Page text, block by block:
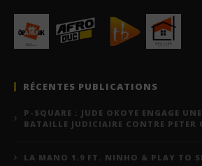
RÉCENTES PUBLICATIONS
P-SQUARE : JUDE OKOYE ENGAGE
BATAILLE JUDICIAIRE CONTRE PETER
LA MANO 1.9 FT. NINHO & PLAY TO